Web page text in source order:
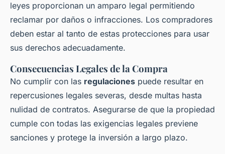
leyes proporcionan un amparo legal permitiendo
reclamar por daños o infracciones. Los compradores
deben estar al tanto de estas protecciones para usar
sus derechos adecuadamente.
Consecuencias Legales de la Compra
No cumplir con las regulaciones puede resultar en
repercusiones legales severas, desde multas hasta
nulidad de contratos. Asegurarse de que la propiedad
cumple con todas las exigencias legales previene
sanciones y protege la inversión a largo plazo.